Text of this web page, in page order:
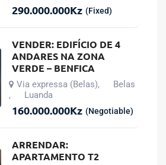
290.000.000Kz (Fixed)
VENDER: EDIFÍCIO DE 4
ANDARES NA ZONA
VERDE – BENFICA
Via expressa (Belas), Belas
, Luanda
160.000.000Kz (Negotiable)
ARRENDAR:
APARTAMENTO T2